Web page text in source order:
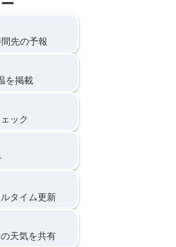
先の予報
を掲載
ック
タイム更新
天気を共有